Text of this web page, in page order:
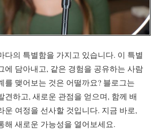
다의 특별함을 가지고 있습니다. 이 특별
에 담아내고, 같은 경험을 공유하는 사람
를 맺어보는 것은 어떨까요? 블로그는
견하고, 새로운 관점을 얻으며, 함께 배
운 여정을 선사할 것입니다. 지금 바로,
해 새로운 가능성을 열어보세요.